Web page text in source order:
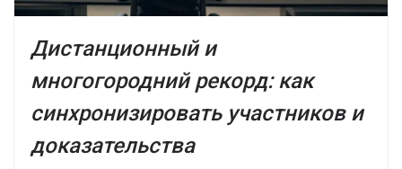
Дистанционный и
многогородний рекорд: как
синхронизировать участников и
доказательства